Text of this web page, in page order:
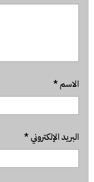
الاسم*
البريد الإلكتروني*